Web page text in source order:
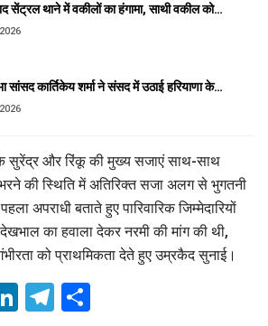
सेंट्रल थाने में वकीलों का हंगामा, साथी वकील को…
सांसद कार्तिकेय शर्मा ने संसद में उठाई हरियाणा के…
सुरेंद्र और रिंकू की मुख्य सजाएं साथ-साथ
की स्थिति में अतिरिक्त सजा अलग से भुगतनी
अपराधी बताते हुए पारिवारिक जिम्मेदारियों
का हवाला देकर नरमी की मांग की थी,
को प्राथमिकता देते हुए उम्रकैद सुनाई।
LinkedIn
Telegram